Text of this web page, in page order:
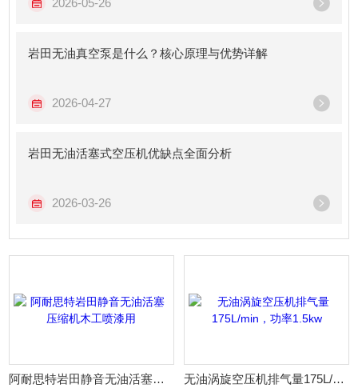
2026-05-26
岩田无油真空泵是什么？核心原理与优势详解
2026-04-27
岩田无油活塞式空压机优缺点全面分析
2026-03-26
阿耐思特岩田静音无油活塞压缩机木工喷漆用 无油涡旋空压机排气量175L/min，功率1.5kw